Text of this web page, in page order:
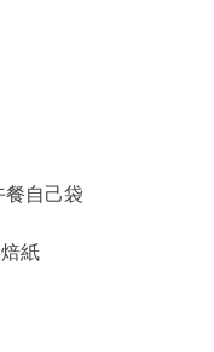
自己袋
紙